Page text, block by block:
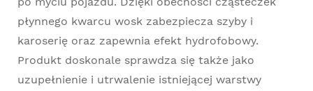
płynnego kwarcu wosk zabezpiecza szyby i
karoserię oraz zapewnia efekt hydrofobowy.
Produkt doskonale sprawdza się także jako
uzupełnienie i utrwalenie istniejącej warstwy